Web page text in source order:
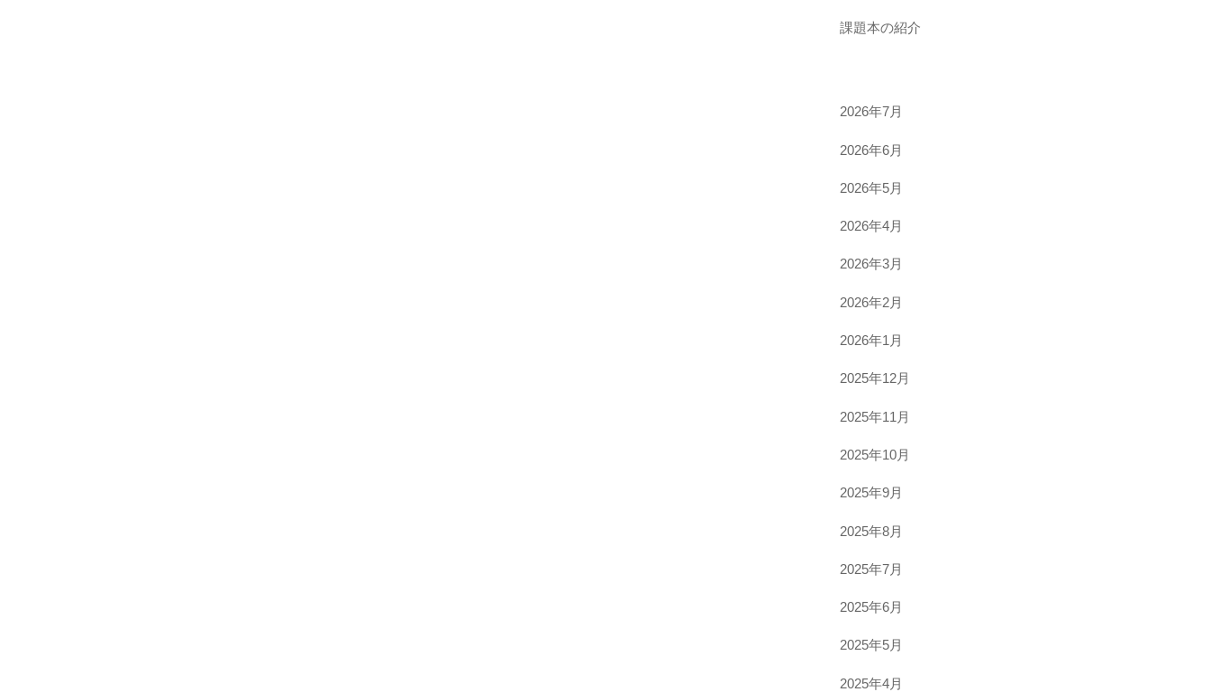
課題本の紹介
2026年7月
2026年6月
2026年5月
2026年4月
2026年3月
2026年2月
2026年1月
2025年12月
2025年11月
2025年10月
2025年9月
2025年8月
2025年7月
2025年6月
2025年5月
2025年4月